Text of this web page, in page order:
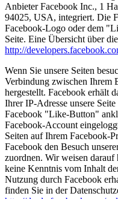
Anbieter Facebook Inc., 1
94025, USA, integriert. Die
Facebook-Logo oder dem
Seite. Eine Übersicht über
http://
Wenn Sie unsere Seiten
Verbindung zwischen Ihrem
hergestellt. Facebook erhält
Ihrer IP-Adresse unsere
Facebook "Like-Button"
Facebook-Account
Seiten auf Ihrem Facebook-
Facebook den Besuch
zuordnen. Wir weisen
keine Kenntnis vom Inhalt
Nutzung durch Facebook
finden Sie in der